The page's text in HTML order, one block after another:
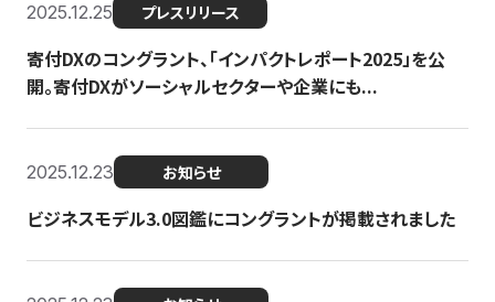
2025.12.25 プレスリリース
寄付DXのコングラント、「インパクトレポート2025」を公
開。寄付DXがソーシャルセクターや企業にも...
2025.12.23 お知らせ
ビジネスモデル3.0図鑑にコングラントが掲載されました